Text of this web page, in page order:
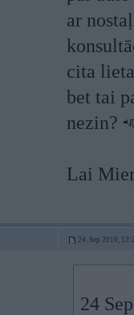
ar
cita
bet tai
nezin?
Lai
24. Sep 2010,
24